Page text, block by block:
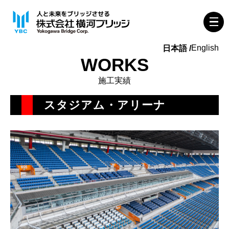
English
WORKS
施工実績
スタジアム・アリーナ